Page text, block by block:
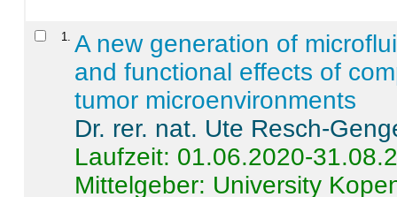
1
A new generation of
and functional effects of
tumor microenvironments
Dr. rer. nat. Ute Resch-
Laufzeit: 01.06.2020-
Mittelgeber: University